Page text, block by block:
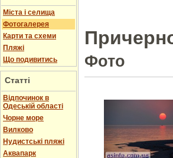
Міста і селища
Фотогалерея
Карти та схеми
Пляжі
Що подивитись
Статті
Відпочинок в
Одеській області
Чорне море
Вилково
Нудистські пляжі
Аквапарк
Фото